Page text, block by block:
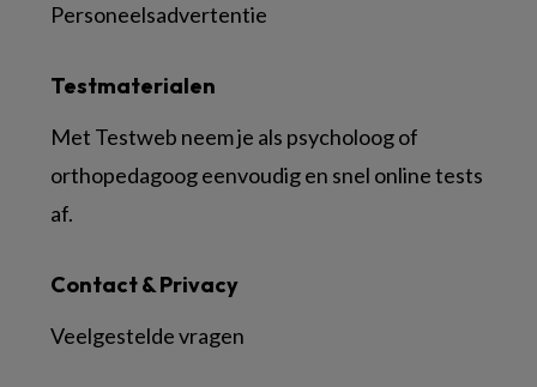
Contact & Privacy
Veelgestelde vragen
Testmaterialen
Met Testweb neem je als psycholoog of
orthopedagoog eenvoudig en snel online tests
af.
Personeelsadvertentie